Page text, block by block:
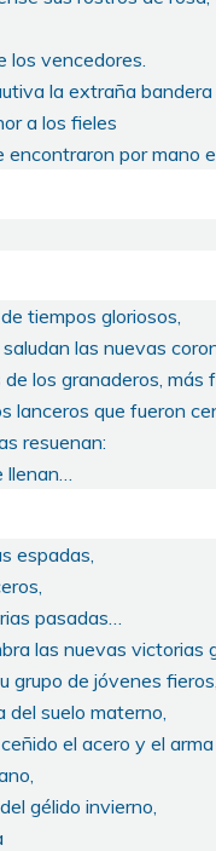
los vencedores.
la extraña bandera
a los fieles
encontraron por mano
tiempos gloriosos,
las nuevas
los granaderos, más
lanceros que fueron
resuenan:
espadas,
pasadas…
las nuevas victorias
grupo de jóvenes fieros,
del suelo materno,
el acero y el arma
gélido invierno,